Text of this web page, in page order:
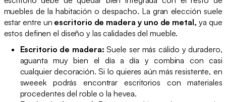
muebles de la habitación o despacho. La gran elección suele
estar entre un escritorio de madera y uno de metal, ya que
estos definen el diseño y las calidades del mueble.
Escritorio de madera: Suele ser más cálido y duradero,
aguanta muy bien el día a día y combina con casi
cualquier decoración. Si lo quieres aún más resistente, en
sweeek podrás encontrar escritorios con materiales
procedentes del roble o la hevea.